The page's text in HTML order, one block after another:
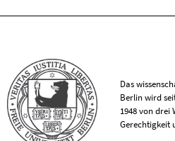
Das
Berlin wird
1948 von drei
Gerechtigkeit